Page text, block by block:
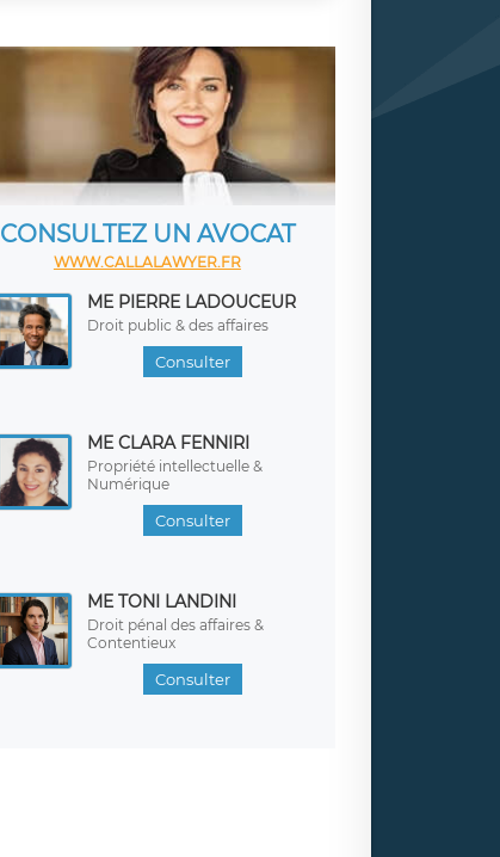
CONSULTEZ UN AVOCAT
WWW.CALLALAWYER.FR
ME PIERRE LADOUCEUR
Droit public & des affaires
Consulter
ME CLARA FENNIRI
Propriété intellectuelle &
Numérique
Consulter
ME TONI LANDINI
Droit pénal des affaires &
Contentieux
Consulter